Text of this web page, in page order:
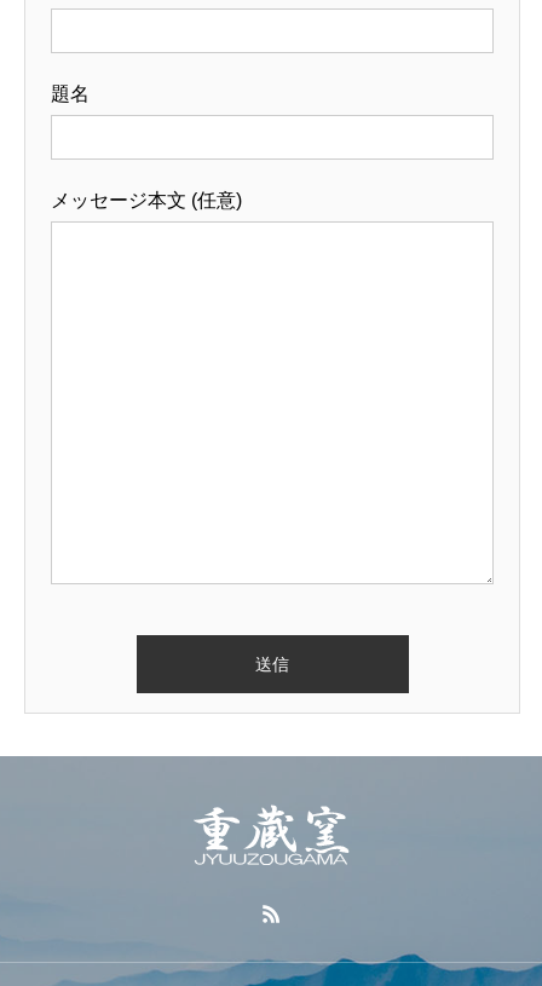
題名
メッセージ本文 (任意)